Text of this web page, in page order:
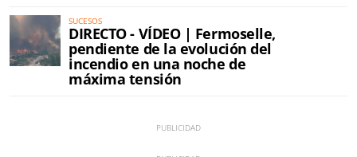
SUCESOS
DIRECTO - VÍDEO | Fermoselle,
pendiente de la evolución del
incendio en una noche de
máxima tensión